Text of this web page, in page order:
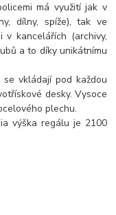
má využití jak v
dílny, spíže), tak ve
v kancelářích (archivy,
a to díky unikátnímu
vkládají pod každou
desky. Vysoce
plechu.
výška regálu je 2100